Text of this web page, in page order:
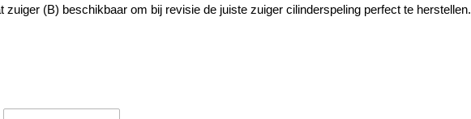
zuiger (B) beschikbaar om bij revisie de juiste zuiger cilinderspeling perfect te herstellen.